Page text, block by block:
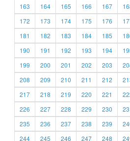
163
164 165 166 167
172
173 174 175 176
181
182 183 184 185
190
191 192 193 194
199
200 201 202 203
208
209 210 211 212
217
218 219 220 221
226
227 228 229 230
235
236 237 238 239
244
245 246 247 248